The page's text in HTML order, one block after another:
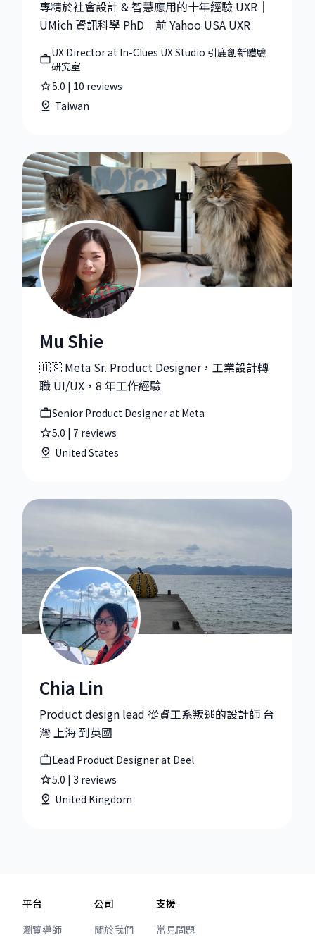
專精於社會設計 & 智慧應用的十年經驗 UXR｜
UMich 資訊科學 PhD｜前 Yahoo USA UXR
UX Director at In-Clues UX Studio 引鹿創新體驗
研究室
5.0 | 10 reviews
Taiwan
Mu Shie|Senior Product Designer at Meta
Mu Shie
🇺🇸 Meta Sr. Product Designer，工業設計轉
職 UI/UX，8 年工作經驗
Senior Product Designer at Meta
5.0 | 7 reviews
United States
Chia Lin|Lead Product Designer at Deel
Chia Lin
Product design lead 從資工系叛逃的設計師 台
灣 上海 到英國
Lead Product Designer at Deel
5.0 | 3 reviews
United Kingdom
平台
瀏覽導師
公司
關於我們
支援
常見問題